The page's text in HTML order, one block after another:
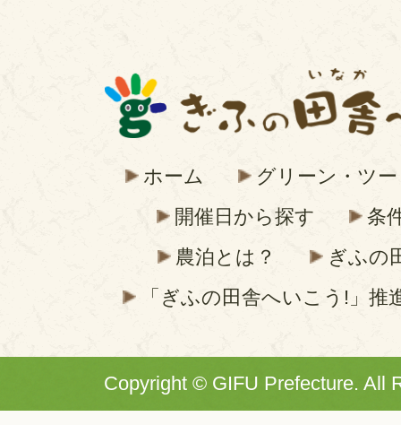
ホーム
グリーン・ツ
開催日から探す
条
農泊とは？
ぎふの
「ぎふの田舎へいこう!」推
Copyright © GIFU Prefecture. All